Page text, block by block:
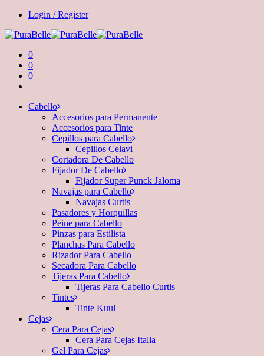
Login / Register
0
0
0
Cabello
Accesorios para Permanente
Accesorios para Tinte
Cepillos para Cabello
Cepillos Celavi
Cortadora De Cabello
Fijador De Cabello
Fijador Super Punck Jaloma
Navajas para Cabello
Navajas Curtis
Pasadores y Horquillas
Peine para Cabello
Pinzas para Estilista
Planchas Para Cabello
Rizador Para Cabello
Secadora Para Cabello
Tijeras Para Cabello
Tijeras Para Cabello Curtis
Tintes
Tinte Kuul
Cejas
Cera Para Cejas
Cera Para Cejas Italia
Gel Para Cejas